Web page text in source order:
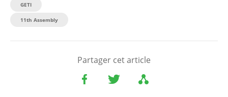
GETI
11th Assembly
Partager cet article